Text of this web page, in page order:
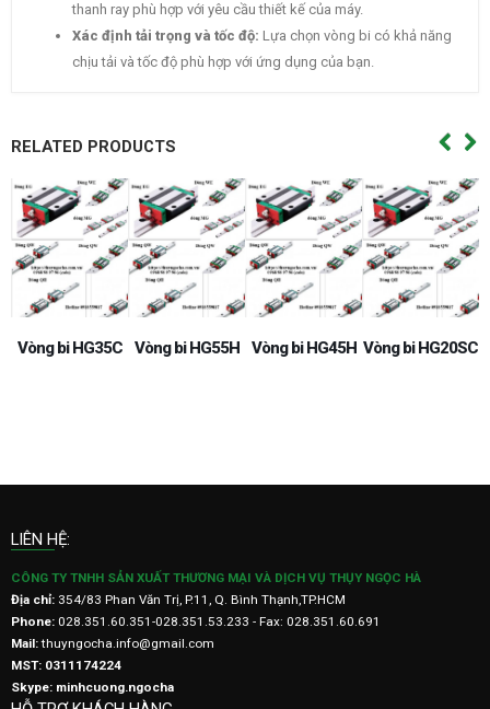
thanh ray phù hợp với yêu cầu thiết kế của máy.
Xác định tải trọng và tốc độ: Lựa chọn vòng bi có khả năng
chịu tải và tốc độ phù hợp với ứng dụng của bạn.
RELATED PRODUCTS
Vòng bi HG35C Vòng bi HG55H Vòng bi HG45H Vòng bi HG20SC
LIÊN HỆ:
CÔNG TY TNHH SẢN XUẤT THƯƠNG MẠI VÀ DỊCH VỤ THỤY NGỌC HÀ
Địa chỉ: 354/83 Phan Văn Trị, P.11, Q. Bình Thạnh,TP.HCM
Phone: 028.351.60.351-028.351.53.233 - Fax: 028.351.60.691
Mail:thuyngocha.info@gmail.com
MST: 0311174224
Skype: minhcuong.ngocha